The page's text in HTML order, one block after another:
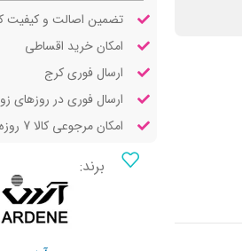
تضمین اصالت و کیفیت
امکان خرید اقساطی
ارسال فوری کرج
ارسال فوری در روزهای
امکان مرجوعی کالا 7 روزه - شرایط مرجوعی
برند: